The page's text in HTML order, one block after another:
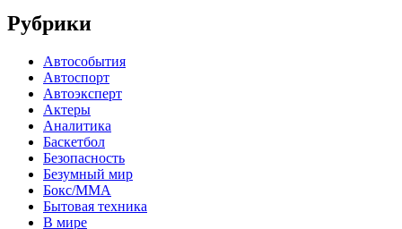
Рубрики
Автособытия
Автоспорт
Автоэксперт
Актеры
Аналитика
Баскетбол
Безопасность
Безумный мир
Бокс/MMA
Бытовая техника
В мире